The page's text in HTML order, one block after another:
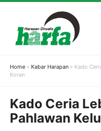
content
Home » Kabar Harapan » Kado
Koran
Kado Ceria
Pahlawan